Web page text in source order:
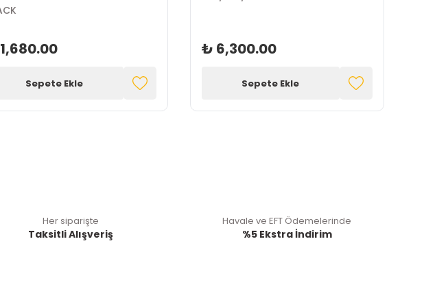
Sepete Ekle
₺ 6,300.00
Sepete Ekle
Her siparişte
Taksitli Alışveriş
Havale ve EFT Ödemelerinde
%5 Ekstra İndirim